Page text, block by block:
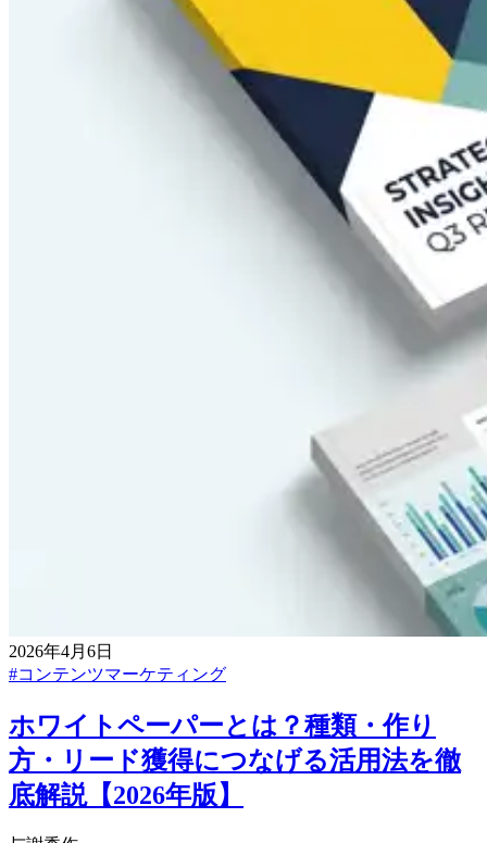
2026年4月6日
#コンテンツマーケティング
ホワイトペーパーとは？種類・作り
方・リード獲得につなげる活用法を徹
底解説【2026年版】